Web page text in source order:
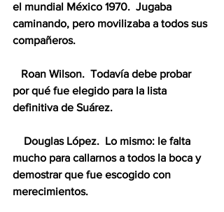
el mundial México 1970.  Jugaba
caminando, pero movilizaba a todos sus
compañeros.
por qué fue elegido para la lista
definitiva de Suárez.
mucho para callarnos a todos la boca y
demostrar que fue escogido con
merecimientos.